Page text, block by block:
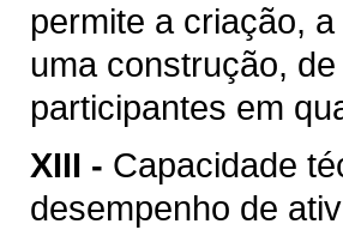
permite a criação,
uma construção,
participantes em
XIII - Capacidade
desempenho de